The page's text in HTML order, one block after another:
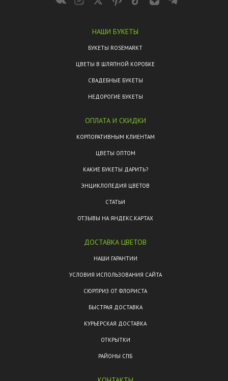
НАШИ БУКЕТЫ
БУКЕТЫ ROSEMARKT
ЦВЕТЫ В ШЛЯПНОЙ КОРОБКЕ
СВАДЕБНЫЕ БУКЕТЫ
НЕДОРОГИЕ БУКЕТЫ
ОПЛАТА И СКИДКИ
КОРПОРАТИВНЫМ КЛИЕНТАМ
ЦВЕТЫ ОПТОМ
КАКИЕ БУКЕТЫ ДАРИТЬ?
ЭНЦИКЛОПЕДИЯ ЦВЕТОВ
СТАТЬИ
ОТЗЫВЫ НА ЯНДЕКС.КАРТАХ
ДОСТАВКА ЦВЕТОВ
НАШИ ГАРАНТИИ
УСЛОВИЯ ИСПОЛЬЗОВАНИЯ САЙТА
СЮРПРИЗ ОТ ФЛОРИСТА
БЫСТРАЯ ДОСТАВКА
КУРЬЕРСКАЯ ДОСТАВКА
ОТКРЫТКИ
РАЙОНЫ СПБ